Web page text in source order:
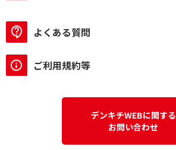
よくある質問
ご利用規約等
デンキチWEBに関する
お問い合わせ